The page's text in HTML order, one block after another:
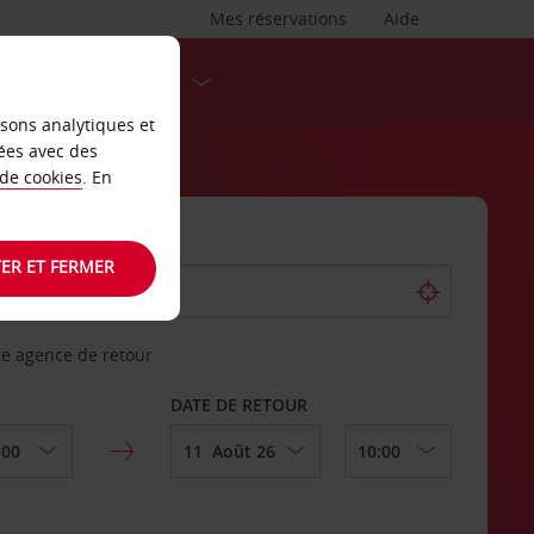
Aide
Mes réservations
agence de retour
DATE DE RETOUR
analytiques et
avec des
cookies. En
ET FERMER